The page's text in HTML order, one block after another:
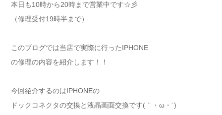
本日も10時から20時まで営業中です☆彡
（修理受付19時半まで）
このブログでは当店で実際に行ったIPHONE
の修理の内容を紹介します！！
今回紹介するのはIPHONEの
ドックコネクタの交換と液晶画面交換です(｀・ω・´)ゞ